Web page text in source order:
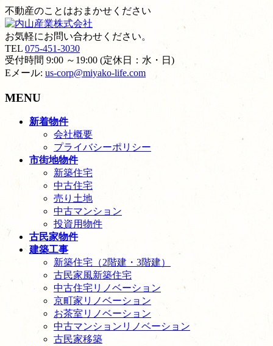
不動産のことはおまかせください
お気軽にお問い合わせください。
TEL 075-451-3030
受付時間 9:00 ～19:00 (定休日：水・日)
Eメール: us-corp@miyako-life.com
MENU
新着物件
会社概要
プライバシーポリシー
市街地物件
新築住宅
中古住宅
売り土地
中古マンション
投資用物件
古民家物件
建築工事
新築住宅（2階建・3階建）
古民家風新築住宅
中古住宅リノベーション
京町家リノベーション
お茶室リノベーション
中古マンションリノベーション
古民家移築